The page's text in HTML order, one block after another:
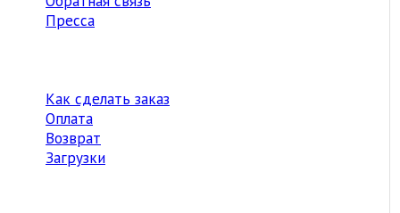
Пресса
Как сделать заказ
Оплата
Возврат
Загрузки